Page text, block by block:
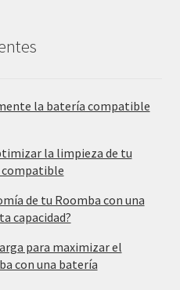
la batería compatible
la limpieza de tu
compatible
de tu Roomba con una
capacidad?
para maximizar el
con una batería